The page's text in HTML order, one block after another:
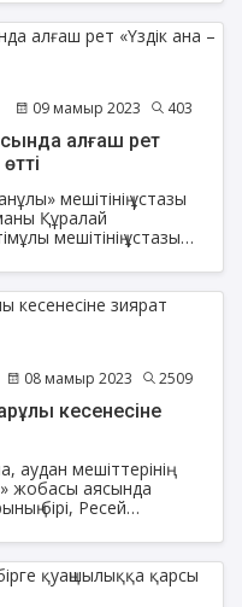
09 мамыр 2023 403
алғаш рет
мешітінің ұстазы
Құралай
мешітінің ұстазы
08 мамыр 2023 2509
кесенесіне
мешіттерінің
жобасы аясында
бірі, Ресей
батыр Көтібарұлы